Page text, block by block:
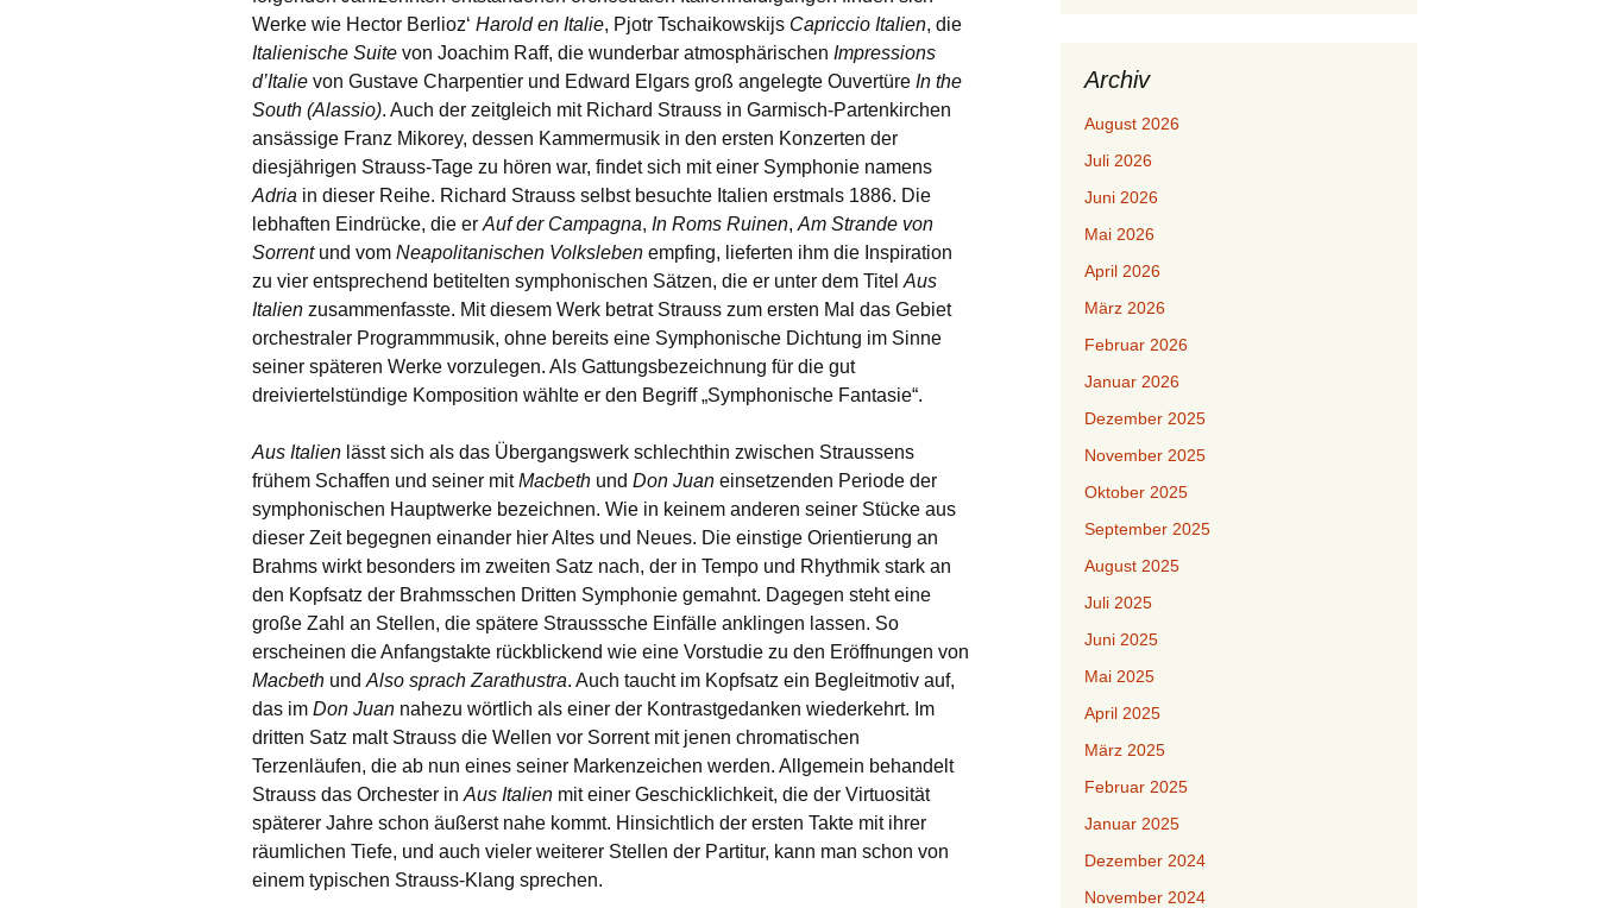
Werke wie Hector Berlioz‘ Harold en Italie, Pjotr Tschaikowskijs Capriccio Italien, die
Italienische Suite von Joachim Raff, die wunderbar atmosphärischen Impressions
d’Italie von Gustave Charpentier und Edward Elgars groß angelegte Ouvertüre In the
South (Alassio). Auch der zeitgleich mit Richard Strauss in Garmisch-Partenkirchen
ansässige Franz Mikorey, dessen Kammermusik in den ersten Konzerten der
diesjährigen Strauss-Tage zu hören war, findet sich mit einer Symphonie namens
Adria in dieser Reihe. Richard Strauss selbst besuchte Italien erstmals 1886. Die
lebhaften Eindrücke, die er Auf der Campagna, In Roms Ruinen, Am Strande von
Sorrentund vom Neapolitanischen Volksleben empfing, lieferten ihm die Inspiration
zu vier entsprechend betitelten symphonischen Sätzen, die er unter dem Titel Aus
Italien zusammenfasste. Mit diesem Werk betrat Strauss zum ersten Mal das Gebiet
orchestraler Programmmusik, ohne bereits eine Symphonische Dichtung im Sinne
seiner späteren Werke vorzulegen. Als Gattungsbezeichnung für die gut
dreiviertelstündige Komposition wählte er den Begriff „Symphonische Fantasie“.
Aus Italien lässt sich als das Übergangswerk schlechthin zwischen Straussens
frühem Schaffen und seiner mitMacbeth und Don Juan einsetzenden Periode der
symphonischen Hauptwerke bezeichnen. Wie in keinem anderen seiner Stücke aus
dieser Zeit begegnen einander hier Altes und Neues. Die einstige Orientierung an
Brahms wirkt besonders im zweiten Satz nach, der in Tempo und Rhythmik stark an
den Kopfsatz der Brahmsschen Dritten Symphonie gemahnt. Dagegen steht eine
große Zahl an Stellen, die spätere Strausssche Einfälle anklingen lassen. So
erscheinen die Anfangstakte rückblickend wie eine Vorstudie zu den Eröffnungen von
Macbeth und Also sprach Zarathustra. Auch taucht im Kopfsatz ein Begleitmotiv auf,
das im Don Juan nahezu wörtlich als einer der Kontrastgedanken wiederkehrt. Im
dritten Satz malt Strauss die Wellen vor Sorrent mit jenen chromatischen
Terzenläufen, die ab nun eines seiner Markenzeichen werden. Allgemein behandelt
Strauss das Orchester in Aus Italien mit einer Geschicklichkeit, die der Virtuosität
späterer Jahre schon äußerst nahe kommt. Hinsichtlich der ersten Takte mit ihrer
räumlichen Tiefe, und auch vieler weiterer Stellen der Partitur, kann man schon von
einem typischen Strauss-Klang sprechen.
Archiv
August 2026
Juli 2026
Juni 2026
Mai 2026
April 2026
März 2026
Februar 2026
Januar 2026
Dezember 2025
November 2025
Oktober 2025
September 2025
August 2025
Juli 2025
Juni 2025
Mai 2025
April 2025
März 2025
Februar 2025
Januar 2025
Dezember 2024
November 2024